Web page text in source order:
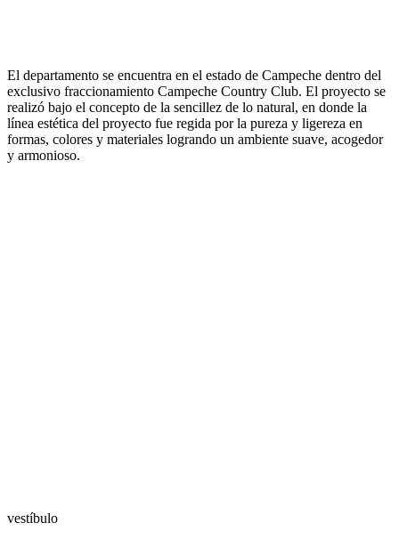
El departamento se encuentra en el estado de Campeche dentro del
exclusivo fraccionamiento Campeche Country Club. El proyecto se
realizó bajo el concepto de la sencillez de lo natural, en donde la
línea estética del proyecto fue regida por la pureza y ligereza en
formas, colores y materiales logrando un ambiente suave, acogedor
y armonioso.
vestíbulo